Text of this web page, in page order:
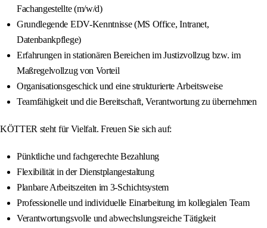
Fachangestellte (m/w/d)
Grundlegende EDV-Kenntnisse (MS Office, Intranet,
Datenbankpflege)
Erfahrungen in stationären Bereichen im Justizvollzug bzw. im
Maßregelvollzug von Vorteil
Organisationsgeschick und eine strukturierte Arbeitsweise
Teamfähigkeit und die Bereitschaft, Verantwortung zu übernehmen
KÖTTER steht für Vielfalt. Freuen Sie sich auf:
Pünktliche und fachgerechte Bezahlung
Flexibilität in der Dienstplangestaltung
Planbare Arbeitszeiten im 3-Schichtsystem
Professionelle und individuelle Einarbeitung im kollegialen Team
Verantwortungsvolle und abwechslungsreiche Tätigkeit